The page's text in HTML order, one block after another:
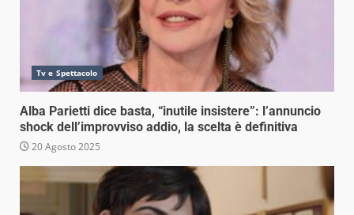
Tv e Spettacolo
Alba Parietti dice basta, “inutile insistere”: l’annuncio
shock dell’improvviso addio, la scelta è definitiva
20 Agosto 2025